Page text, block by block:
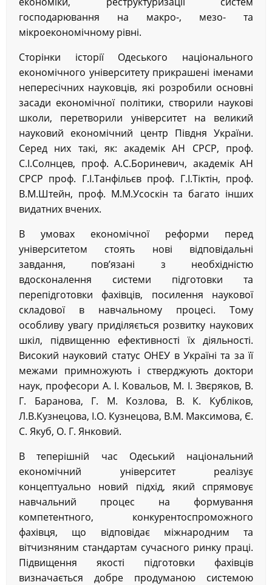
господарювання на макро-, мезо- та
мікроекономічному рівні.
Сторінки історії Одеського національного
економічного університету прикрашені іменами
непересічних науковців, які розробили основні
засади економічної політики, створили наукові
школи, перетворили університет на великий
науковий економічний центр Півдня України.
Серед них такі, як: академік АН СРСР, проф.
С.І.Солнцев, проф. А.С.Бориневич, академік АН
СРСР проф. Г.І.Танфільєв проф. Г.І.Тіктін, проф.
В.М.Штейн, проф. М.М.Усоскін та багато інших
видатних вчених.
В умовах економічної реформи перед
університетом стоять нові відповідальні
завдання, пов’язані з необхідністю
вдосконалення системи підготовки та
перепідготовки фахівців, посилення наукової
складової в навчальному процесі. Тому
особливу увагу приділяється розвитку наукових
шкіл, підвищенню ефективності їх діяльності.
Високий науковий статус ОНЕУ в Україні та за її
межами примножують і стверджують доктори
наук, професори А. І. Ковальов, М. І. Звєряков, В.
Г. Баранова, Г. М. Козлова, В. К. Кубліков,
Л.В.Кузнецова, І.О. Кузнецова, В.М. Максимова, Є.
С. Якуб, О. Г. Янковий.
В теперішній час Одеський національний
економічний університет реалізує
концептуально новий підхід, який спрямовує
навчальний процес на формування
компетентного, конкурентоспроможного
фахівця, що відповідає міжнародним та
вітчизняним стандартам сучасного ринку праці.
Підвищення якості підготовки фахівців
визначається добре продуманою системою